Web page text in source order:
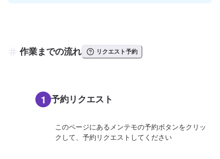
作業までの流れ リクエスト予約
1 予約リクエスト
このページにあるメンテモの予約ボタンをクリッ
クして、予約リクエストしてください